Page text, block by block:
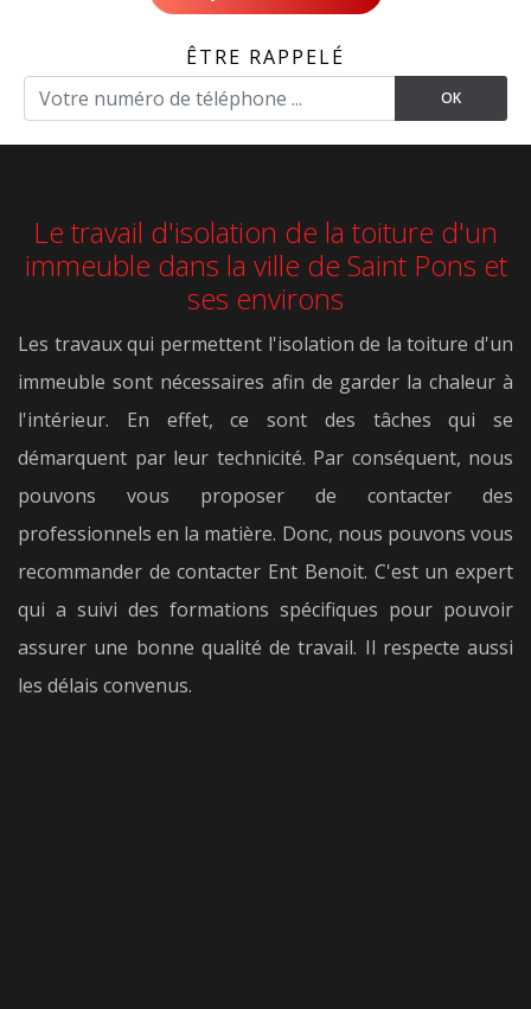
ÊTRE RAPPELÉ
Le travail d'isolation de la toiture d'un
immeuble dans la ville de Saint Pons et
ses environs
Les travaux qui permettent l'isolation de la toiture d'un
immeuble sont nécessaires afin de garder la chaleur à
l'intérieur. En effet, ce sont des tâches qui se
démarquent par leur technicité. Par conséquent, nous
pouvons vous proposer de contacter des
professionnels en la matière. Donc, nous pouvons vous
recommander de contacter Ent Benoit. C'est un expert
qui a suivi des formations spécifiques pour pouvoir
assurer une bonne qualité de travail. Il respecte aussi
les délais convenus.